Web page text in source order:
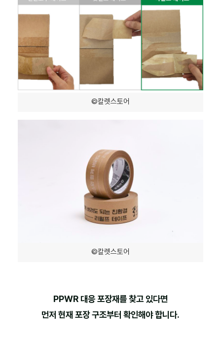
©칼렛스토어
©칼렛스토어
PPWR 대응 포장재를 찾고 있다면
먼저 현재 포장 구조부터 확인해야 합니다.